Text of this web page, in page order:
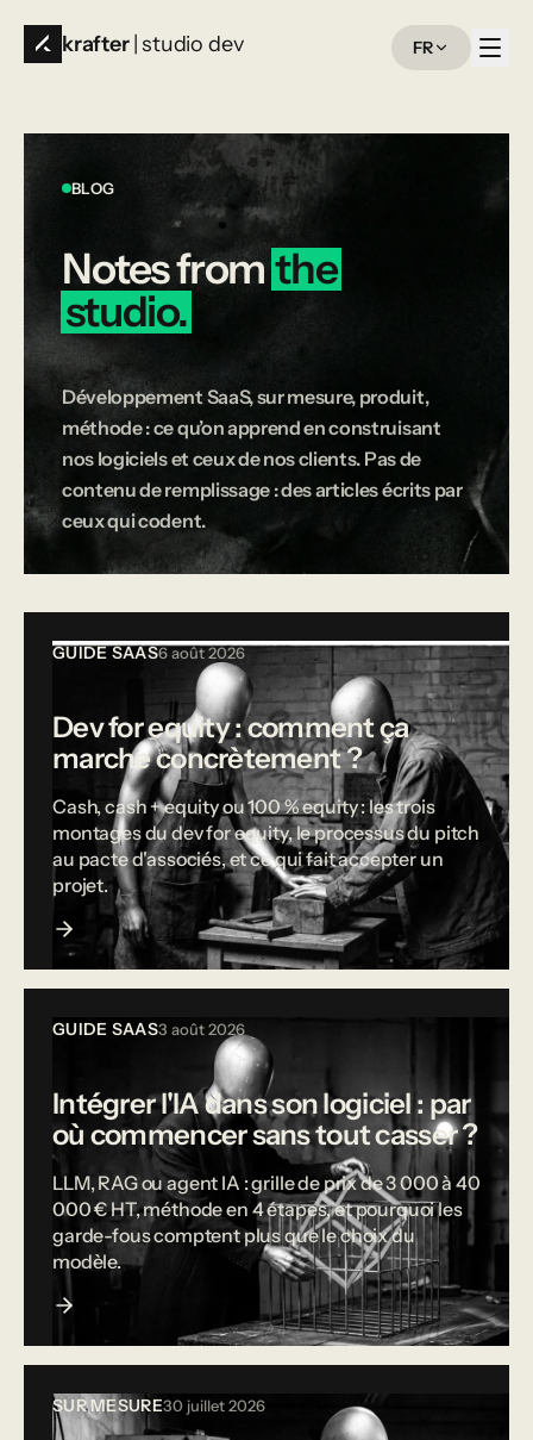
krafter | studio dev FR
BLOG
Notesfrom the
studio.
Développement SaaS, sur mesure, produit,
méthode : ce qu’on apprend en construisant
nos logiciels et ceux de nos clients. Pas de
contenu de remplissage : des articles écrits par
ceux qui codent.
GUIDE SAAS6 août 2026
Dev for equity : comment ça
marche concrètement ?
Cash, cash + equity ou 100 % equity : les trois
montages du dev for equity, le processus du pitch
au pacte d'associés, et ce qui fait accepter un
projet.
GUIDE SAAS3 août 2026
Intégrer l'IA dans son logiciel : par
où commencer sans tout casser ?
LLM, RAG ou agent IA : grille de prix de 3 000 à 40
000 € HT, méthode en 4 étapes, et pourquoi les
garde-fous comptent plus que le choix du
modèle.
SUR MESURE30 juillet 2026